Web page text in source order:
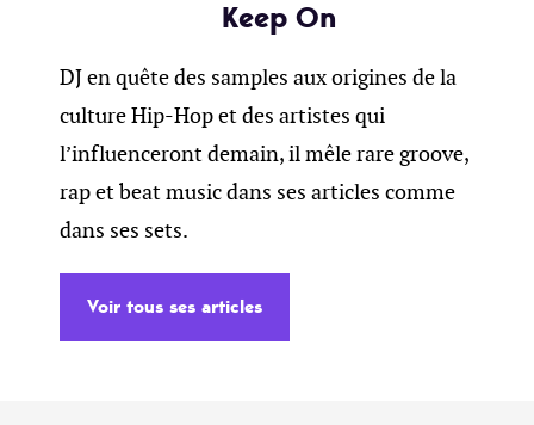
Keep On
DJ en quête des samples aux origines de la
culture Hip-Hop et des artistes qui
l’influenceront demain, il mêle rare groove,
rap et beat music dans ses articles comme
dans ses sets.
Voir tous ses articles